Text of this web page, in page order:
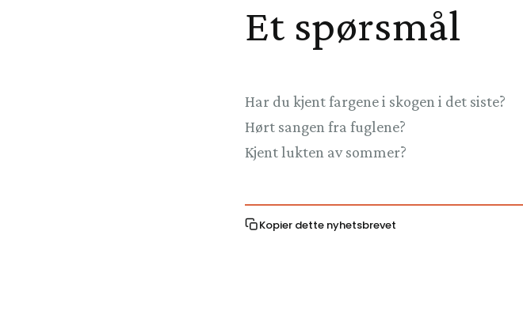
Et spørsmål
Har du kjent fargene i skogen i det siste?
Hørt sangen fra fuglene?
Kjent lukten av sommer?
Kopier dette nyhetsbrevet